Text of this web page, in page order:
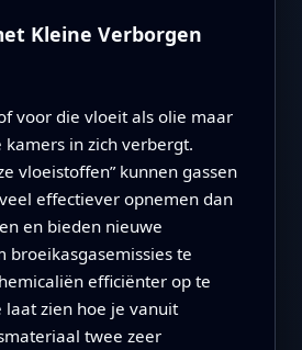
Kleine Verborgen
voor die vloeit als olie maar
in zich verbergt.
vloeistoffen” kunnen gassen
effectiever opnemen dan
en bieden nieuwe
broeikasgasemissies te
efficiënter op te
laat zien hoe je vanuit
twee zeer